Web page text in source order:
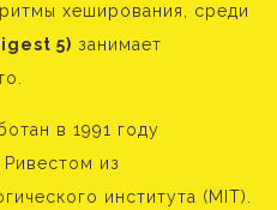
хеширования, среди
5) занимает
в 1991 году
из
института (MIT).